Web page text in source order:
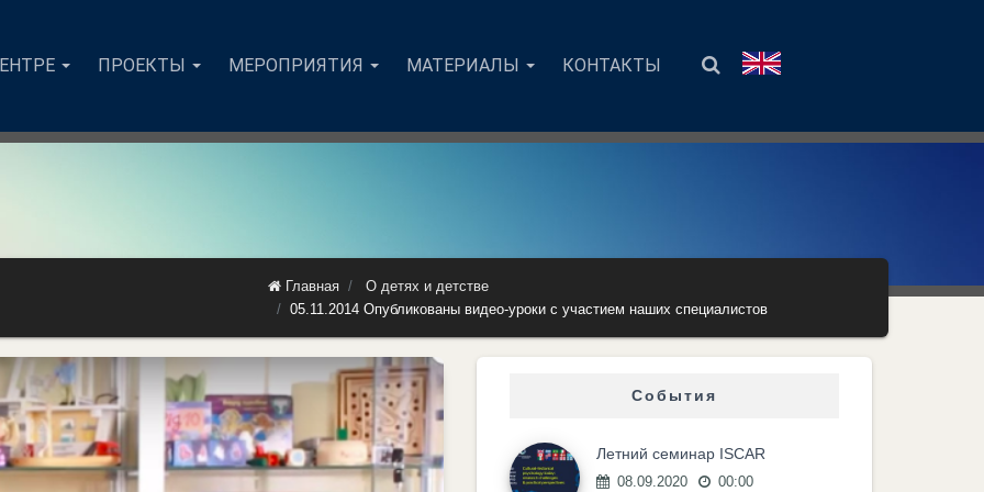
ПРОЕКТЫ МЕРОПРИЯТИЯ МАТЕРИАЛЫ КОНТАКТЫ
Главная
О детях и детстве
05.11.2014 Опубликованы видео-уроки с участием наших специалистов
События
Летний семинар ISCAR
08.09.2020 00:00